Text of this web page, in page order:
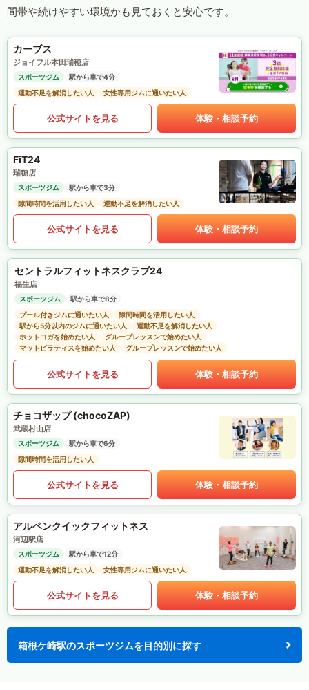
間帯や続けやすい環境かも見ておくと安心です。
カーブス
ジョイフル本田瑞穂店
スポーツジム
駅から車で4分
運動不足を解消したい人
女性専用ジムに通いたい人
公式サイトを見る 体験・相談予約
FiT24
瑞穂店
スポーツジム
駅から車で3分
隙間時間を活用したい人
運動不足を解消したい人
公式サイトを見る 体験・相談予約
セントラルフィットネスクラブ24
福生店
スポーツジム
駅から車で8分
プール付きジムに通いたい人
隙間時間を活用したい人
駅から5分以内のジムに通いたい人
運動不足を解消したい人
ホットヨガを始めたい人
グループレッスンで始めたい人
マットピラティスを始めたい人
グループレッスンで始めたい人
公式サイトを見る 体験・相談予約
チョコザップ (chocoZAP)
武蔵村山店
スポーツジム
駅から車で6分
隙間時間を活用したい人
公式サイトを見る 体験・相談予約
アルペンクイックフィットネス
河辺駅店
スポーツジム
駅から車で12分
運動不足を解消したい人
女性専用ジムに通いたい人
公式サイトを見る 体験・相談予約
箱根ケ崎駅のスポーツジムを目的別に探す